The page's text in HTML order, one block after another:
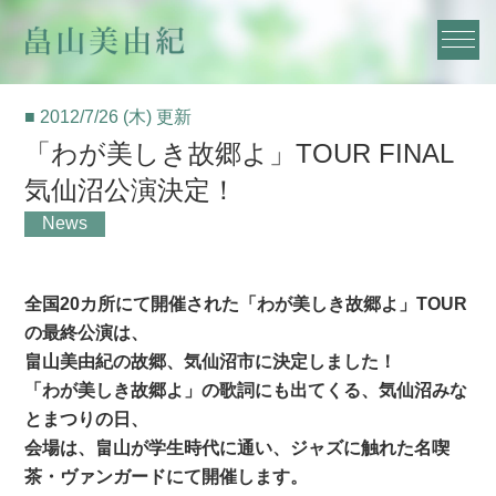
■ 2012/7/26 (木) 更新
「わが美しき故郷よ」TOUR FINAL
気仙沼公演決定！
News
全国20カ所にて開催された「わが美しき故郷よ」TOUR
の最終公演は、
畠山美由紀の故郷、気仙沼市に決定しました！
「わが美しき故郷よ」の歌詞にも出てくる、気仙沼みな
とまつりの日、
会場は、畠山が学生時代に通い、ジャズに触れた名喫
茶・ヴァンガードにて開催します。